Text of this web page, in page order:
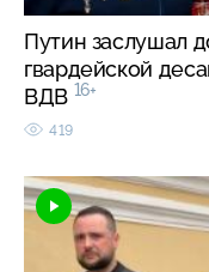
Путин заслушал
гвардейской
ВДВ 16+
419